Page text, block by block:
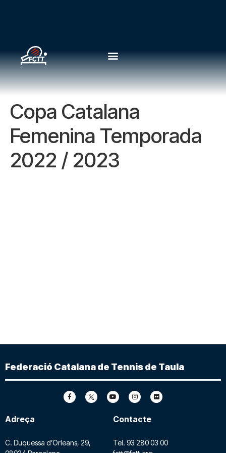
Copa Catalana
Femenina Temporada
2022 / 2023
Federació Catalana de Tennis de Taula
Adreça
C. Duquessa d’Orleans, 29,
Contacte
Tel. 93 280 03 00